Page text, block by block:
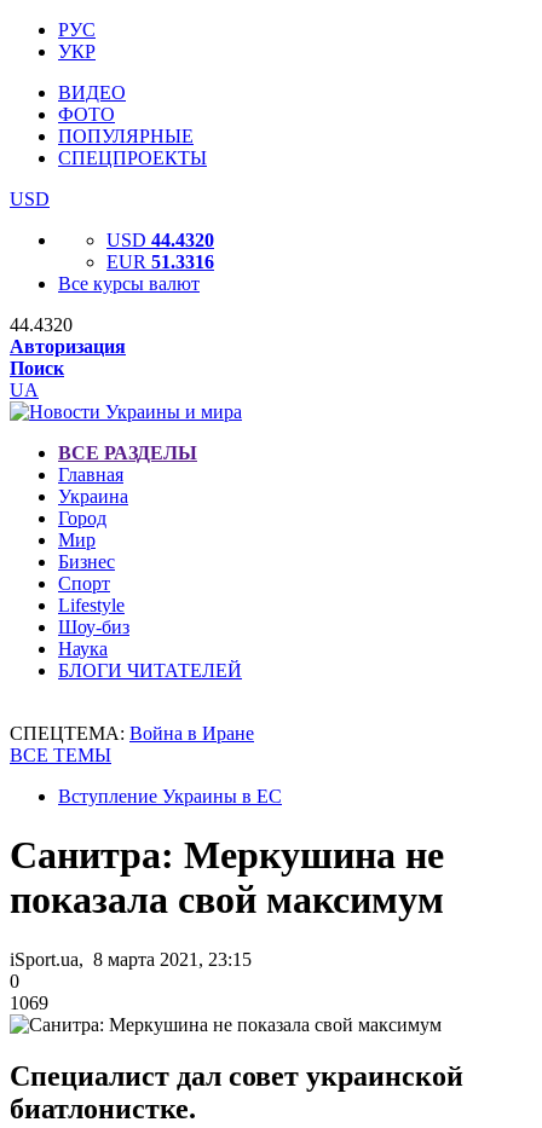
РУС
УКР
ВИДЕО
ФОТО
ПОПУЛЯРНЫЕ
СПЕЦПРОЕКТЫ
USD
USD 44.4320
EUR 51.3316
Все курсы валют
44.4320
Авторизация
Поиск
UA
ВСЕ РАЗДЕЛЫ
Главная
Украина
Город
Мир
Бизнес
Спорт
Lifestyle
Шоу-биз
Наука
БЛОГИ ЧИТАТЕЛЕЙ
СПЕЦТЕМА: Война в Иране
ВСЕ ТЕМЫ
Вступление Украины в ЕС
Санитра: Меркушина не
показала свой максимум
iSport.ua, 8 марта 2021, 23:15
0
1069
Специалист дал совет украинской
биатлонистке.